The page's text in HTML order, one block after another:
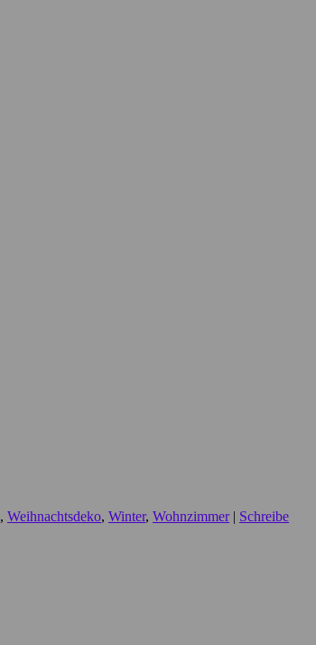
, Weihnachtsdeko, Winter, Wohnzimmer | Schreibe